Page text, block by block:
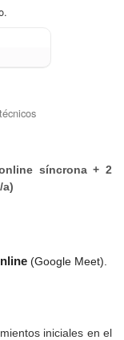
síncrona + 2
(Google Meet).
iniciales en el